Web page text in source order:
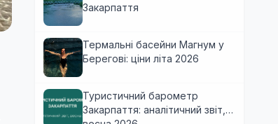
Закарпаття
Термальні басейни Магнум у
Берегові: ціни літа 2026
Туристичний барометр
Закарпаття: аналітичний звіт,